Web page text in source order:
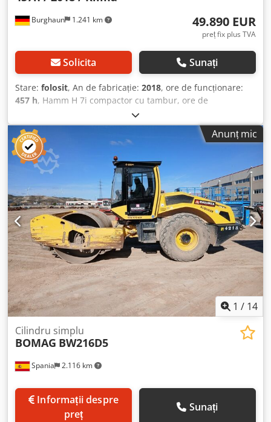
Burghaun 1.241 km 49.890 EUR
preț fix plus TVA
Solicita Sunați
Stare: folosit, An de fabricație: 2018, ore de funcționare:
457 h, Hamm H 7i compactor cu tambur, ore de
funcționare: 457h, greutate: 6.540 kg, anvelope: 95%, aer
condiționat, motor: Kubota [55 kW/75 CP], tambur neted,
stare bună!, gata de utilizare imediată! La cerere, vă putem
oferi o ofertă de leasing sau finanțare prin Mercedes-Benz
Bank. Dl. Mihm (Tel.) vă stă la dispoziție pentru asistență.
Informații suplimentare sunt disponibile pe site-ul nostru.
Ne rezervăm dreptul la eventuale erori și la vânzarea
prealabilă! = Informații suplimentare = Contactați-l pe
Tobias Ebert pentru mai multe informații. Dcsdpfxozcudns
Akbjk
Anunț mic
1 / 14
Spania 2.116 km
Cilindru simplu
BOMAG BW216D5
preț
Sunați